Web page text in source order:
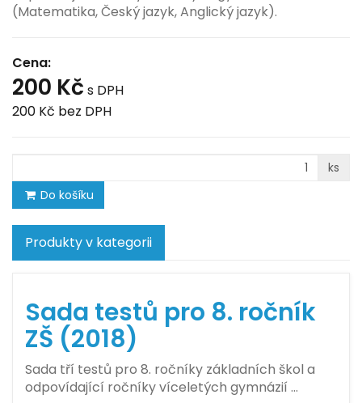
(Matematika, Český jazyk, Anglický jazyk).
Cena:
200 Kč s DPH
200 Kč bez DPH
ks
Do košíku
Produkty v kategorii
Sada testů pro 8. ročník
ZŠ (2018)
Sada tří testů pro 8. ročníky základních škol a
odpovídající ročníky víceletých gymnázií …